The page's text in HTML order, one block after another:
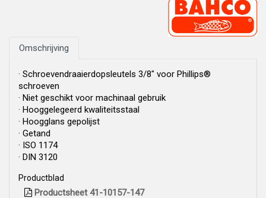
Omschrijving
· Schroevendraaierdopsleutels 3/8" voor Phillips®
schroeven
· Niet geschikt voor machinaal gebruik
· Hooggelegeerd kwaliteitsstaal
· Hoogglans gepolijst
· Getand
· ISO 1174
· DIN 3120
Productblad
Productsheet 41-10157-147